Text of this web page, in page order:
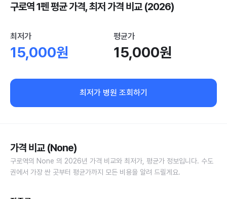
구로역 1펜 평균 가격, 최저 가격 비교 (2026)
최저가
15,000원
평균가
15,000원
최저가 병원 조회하기
가격 비교 (None)
구로역의 None 의 2026년 가격 비교와 최저가, 평균가 정보입니다. 수도
권에서 가장 싼 곳부터 평균가까지 모든 비용을 알려 드릴게요.